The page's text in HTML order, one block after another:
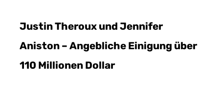
Justin Theroux und Jennifer
Aniston – Angebliche Einigung über
110 Millionen Dollar